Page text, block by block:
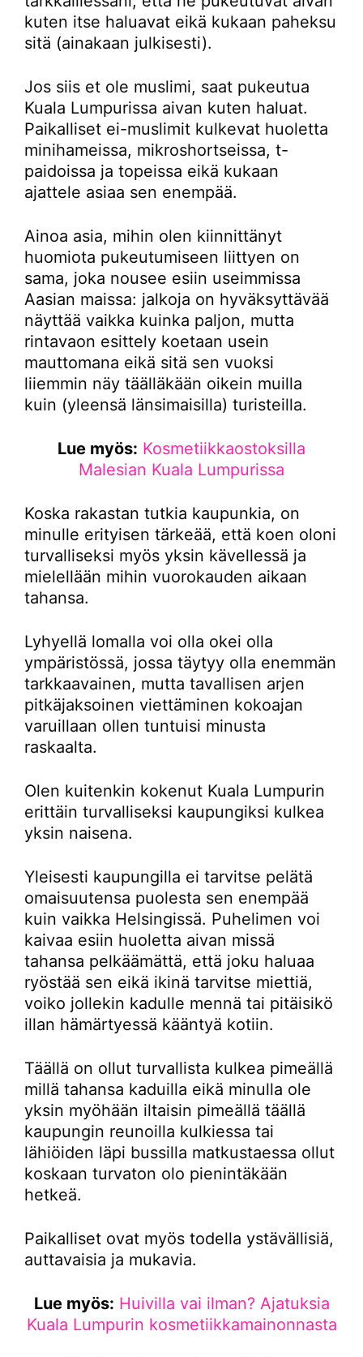
kuten itse haluavat eikä kukaan paheksu
sitä (ainakaan julkisesti).
Jos siis et ole muslimi, saat pukeutua
Kuala Lumpurissa aivan kuten haluat.
Paikalliset ei-muslimit kulkevat huoletta
minihameissa, mikroshortseissa, t-
paidoissa ja topeissa eikä kukaan
ajattele asiaa sen enempää.
Ainoa asia, mihin olen kiinnittänyt
huomiota pukeutumiseen liittyen on
sama, joka nousee esiin useimmissa
Aasian maissa: jalkoja on hyväksyttävää
näyttää vaikka kuinka paljon, mutta
rintavaon esittely koetaan usein
mauttomana eikä sitä sen vuoksi
liiemmin näy täälläkään oikein muilla
kuin (yleensä länsimaisilla) turisteilla.
Lue myös: Kosmetiikkaostoksilla
Malesian Kuala Lumpurissa
Koska rakastan tutkia kaupunkia, on
minulle erityisen tärkeää, että koen oloni
turvalliseksi myös yksin kävellessä ja
mielellään mihin vuorokauden aikaan
tahansa.
Lyhyellä lomalla voi olla okei olla
ympäristössä, jossa täytyy olla enemmän
tarkkaavainen, mutta tavallisen arjen
pitkäjaksoinen viettäminen kokoajan
varuillaan ollen tuntuisi minusta
raskaalta.
Olen kuitenkin kokenut Kuala Lumpurin
erittäin turvalliseksi kaupungiksi kulkea
yksin naisena.
Yleisesti kaupungilla ei tarvitse pelätä
omaisuutensa puolesta sen enempää
kuin vaikka Helsingissä. Puhelimen voi
kaivaa esiin huoletta aivan missä
tahansa pelkäämättä, että joku haluaa
ryöstää sen eikä ikinä tarvitse miettiä,
voiko jollekin kadulle mennä tai pitäisikö
illan hämärtyessä kääntyä kotiin.
Täällä on ollut turvallista kulkea pimeällä
millä tahansa kaduilla eikä minulla ole
yksin myöhään iltaisin pimeällä täällä
kaupungin reunoilla kulkiessa tai
lähiöiden läpi bussilla matkustaessa ollut
koskaan turvaton olo pienintäkään
hetkeä.
Paikalliset ovat myös todella ystävällisiä,
auttavaisia ja mukavia.
Lue myös: Huivilla vai ilman? Ajatuksia
Kuala Lumpurin kosmetiikkamainonnasta